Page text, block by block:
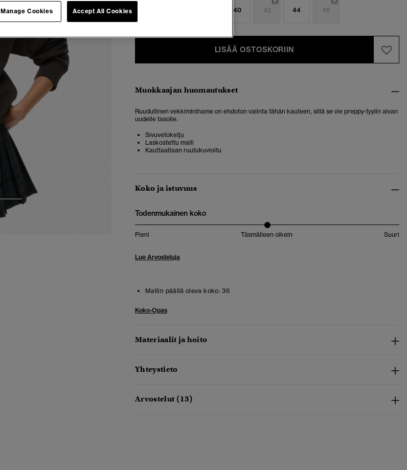
7
40 42 44 46
LISÄÄ OSTOSKORIIN
Muokkaajan huomautukset
Ruudullinen vekkiminihame on ehdoton valinta tähän kauteen, sillä se vie preppy-tyylin aivan
uudelle tasolle.
Sivuvetoketju
Laskostettu malli
Kauttaaltaan ruutukuvioitu
Koko ja istuvuus
Todenmukainen koko
Pieni Täsmälleen oikein Suuri
Lue Arvosteluja
Mallin päällä oleva koko: 36
Koko-Opas
Materiaalit ja hoito
Yhteystieto
Arvostelut (13)
Accept All Cookies
Manage Cookies